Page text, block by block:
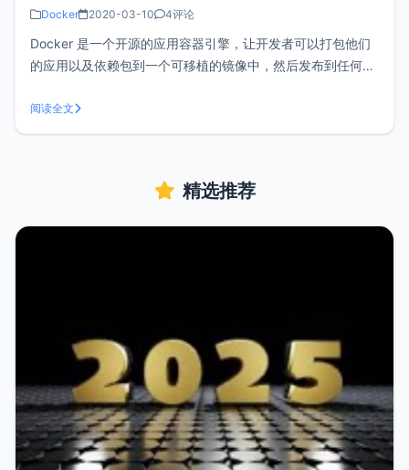
Docker 2020-03-10 4评论
Docker 是一个开源的应用容器引擎，让开发者可以打包他们
的应用以及依赖包到一个可移植的镜像中，然后发布到任何流
全使用沙箱机制，相互之间不会有任何接口。 前提条件在
Linux上安装Docker要求内核大于3.1，另外OpenVZ虚
阅读全文
精选推荐